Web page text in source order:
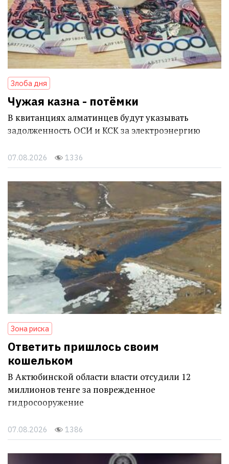
Злоба дня
Чужая казна - потёмки
В квитанциях алматинцев будут указывать
задолженность ОСИ и КСК за электроэнергию
07.08.2026 1336
Зона риска
Ответить пришлось своим
кошельком
В Актюбинской области власти отсудили 12
миллионов тенге за поврежденное
гидросооружение
07.08.2026 1386